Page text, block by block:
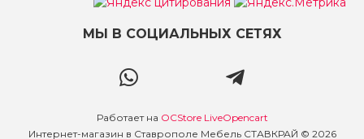
МЫ В СОЦИАЛЬНЫХ СЕТЯХ
Работает на OCStore LiveOpencart
Интернет-магазин в Ставрополе Мебель СТАВКРАЙ © 2026